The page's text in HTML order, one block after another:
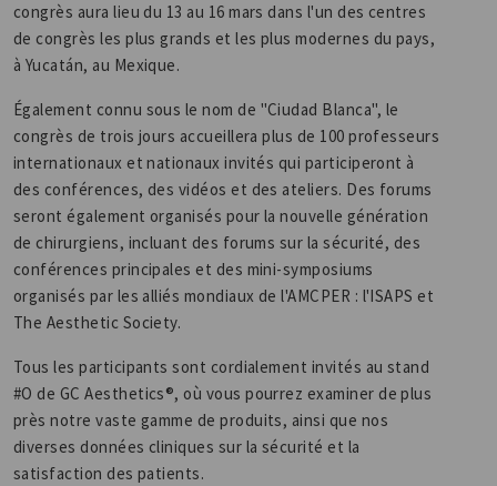
congrès aura lieu du 13 au 16 mars dans l'un des centres
de congrès les plus grands et les plus modernes du pays,
à Yucatán, au Mexique.
Également connu sous le nom de "Ciudad Blanca", le
congrès de trois jours accueillera plus de 100 professeurs
internationaux et nationaux invités qui participeront à
des conférences, des vidéos et des ateliers. Des forums
seront également organisés pour la nouvelle génération
de chirurgiens, incluant des forums sur la sécurité, des
conférences principales et des mini-symposiums
organisés par les alliés mondiaux de l'AMCPER : l'ISAPS et
The Aesthetic Society.
Tous les participants sont cordialement invités au stand
#O de GC Aesthetics®, où vous pourrez examiner de plus
près notre vaste gamme de produits, ainsi que nos
diverses données cliniques sur la sécurité et la
satisfaction des patients.